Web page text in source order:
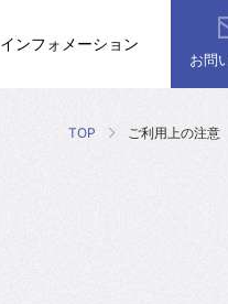
インフォメーション
お問
TOP ご利用上の注意